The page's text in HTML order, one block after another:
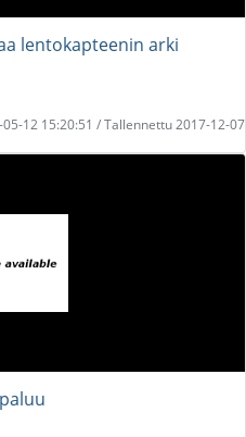
lentokapteenin arki
05-12 15:20:51 / Tallennettu 2017-12-07